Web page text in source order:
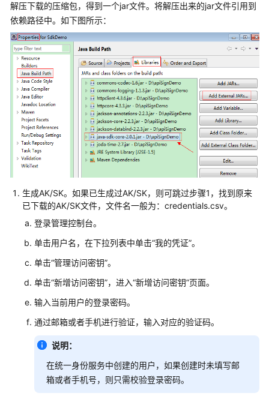
常
见
问
题
视
频
帮
助
AOM
档
更
多
档
户
指
（1.0）
解压下载的压缩包，得到一个jar文件。将解压出来的jar文件引用到
依赖路径中。如下图所示：
生成AK/SK。如果已生成过AK/SK，则可跳过步骤1，找到原来
已下载的AK/SK文件，文件名一般为：credentials.csv。
登录管理控制台。
单击用户名，在下拉列表中单击“我的凭证”。
单击“管理访问密钥”。
单击“新增访问密钥”，进入“新增访问密钥”页面。
输入当前用户的登录密码。
通过邮箱或者手机进行验证，输入对应的验证码。
说明：
在统一身份服务中创建的用户，如果创建时未填写邮
箱或者手机号，则只需校验登录密码。